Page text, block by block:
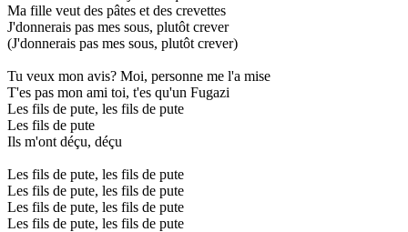
Ma fille veut des pâtes et des crevettes
J'donnerais pas mes sous, plutôt crever
(J'donnerais pas mes sous, plutôt crever)
Tu veux mon avis? Moi, personne me l'a mise
T'es pas mon ami toi, t'es qu'un Fugazi
Les fils de pute, les fils de pute
Les fils de pute
Ils m'ont déçu, déçu
Les fils de pute, les fils de pute
Les fils de pute, les fils de pute
Les fils de pute, les fils de pute
Les fils de pute, les fils de pute